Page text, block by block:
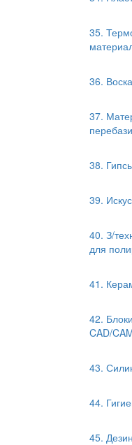
35.
36. Воска
37.
38.
39.
40. З/
для
41.
42.
CAD/
43.
44.
45.